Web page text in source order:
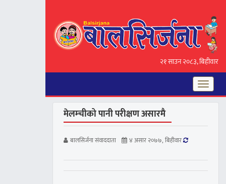
२१ साउन २०८३, बिहीवार
Toggle
मेलम्चीको पानी परीक्षण असारमै
बालसिर्जना संवाददाता ४ असार २०७७, बिहीवार